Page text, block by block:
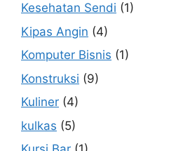
Kesehatan Sendi (1)
Kipas Angin (4)
Komputer Bisnis (1)
Konstruksi (9)
Kuliner (4)
kulkas (5)